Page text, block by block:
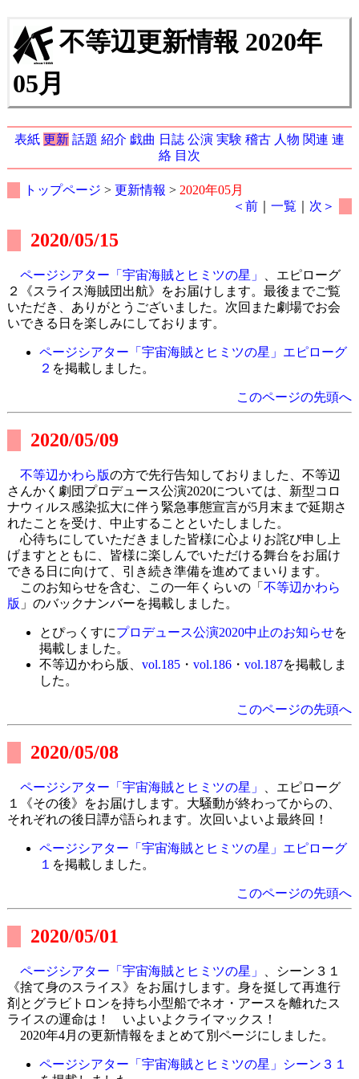
不等辺更新情報 2020年
05月
表紙 更新 話題 紹介 戯曲 日誌 公演 実験 稽古 人物 関連 連
絡 目次
トップページ > 更新情報 > 2020年05月
＜前 ｜一覧 次＞
2020/05/15
ページシアター「宇宙海賊とヒミツの星」
、エピローグ
２《スライス海賊団出航》をお届けします。最後までご覧
いただき、ありがとうございました。次回また劇場でお会
いできる日を楽しみにしております。
ページシアター「宇宙海賊とヒミツの星」エピローグ
２ を掲載しました。
このページの先頭へ
2020/05/09
不等辺かわら版の方で先行告知しておりました、不等辺
さんかく劇団プロデュース公演2020については、新型コロ
ナウィルス感染拡大に伴う緊急事態宣言が5月末まで延期さ
れたことを受け、中止することといたしました。
心待ちにしていただきました皆様に心よりお詫び申し上
げますとともに、皆様に楽しんでいただける舞台をお届け
できる日に向けて、引き続き準備を進めてまいります。
このお知らせを含む、この一年くらいの「 不等辺かわら
版 」のバックナンバーを掲載しました。
とぴっくすにプロデュース公演2020中止のお知らせを
掲載しました。
不等辺かわら版、 vol.185・ vol.186・ vol.187を掲載しま
した。
このページの先頭へ
2020/05/08
ページシアター「宇宙海賊とヒミツの星」
、エピローグ
１《その後》をお届けします。大騒動が終わってからの、
それぞれの後日譚が語られます。次回いよいよ最終回！
ページシアター「宇宙海賊とヒミツの星」エピローグ
１ を掲載しました。
このページの先頭へ
2020/05/01
ページシアター「宇宙海賊とヒミツの星」
、シーン３１
《捨て身のスライス》をお届けします。身を挺して再進行
剤とグラビトロンを持ち小型船でネオ・アースを離れたス
ライスの運命は！ いよいよクライマックス！
2020年4月の更新情報をまとめて別ページにしました。
ページシアター「宇宙海賊とヒミツの星」シーン３１